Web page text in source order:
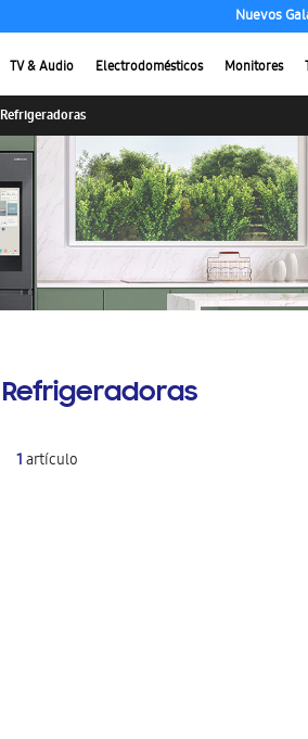
Nuevos
TV & Audio Electrodomésticos Monitores
Refrigeradoras
Refrigeradoras
1artículo